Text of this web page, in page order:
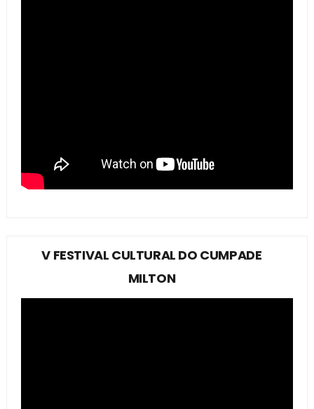
V FESTIVAL CULTURAL DO CUMPADE
MILTON